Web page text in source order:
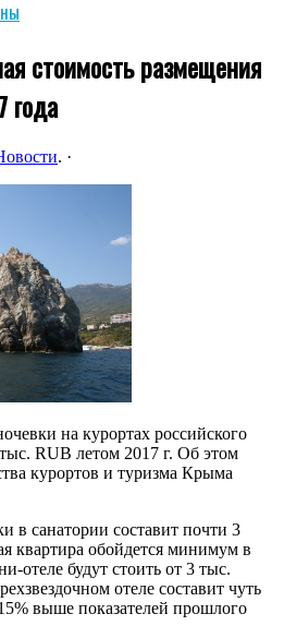
стоимость размещения
года
. ·
на курортах российского
RUB летом 2017 г. Об этом
курортов и туризма Крыма
в санатории составит почти 3
квартира обойдется минимум в
отеле будут стоить от 3 тыс.
отеле составит чуть
выше показателей прошлого